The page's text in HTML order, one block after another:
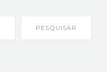
PESQUISAR